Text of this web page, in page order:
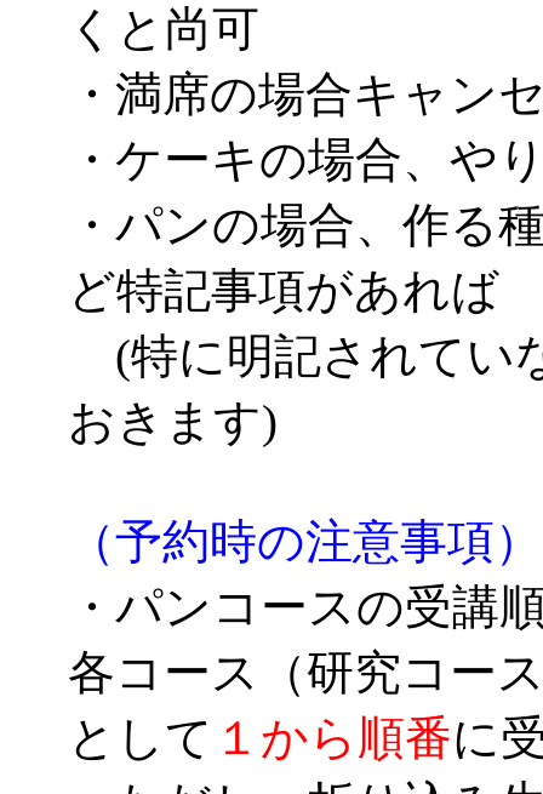
くと尚可
・満席の場合キャン
・ケーキの場合、や
・パンの場合、作る
ど特記事項があれば
(特に明記されてい
おきます)
（予約時の注意事項）
・パンコースの受講
各コース（研究コー
として １から順番に